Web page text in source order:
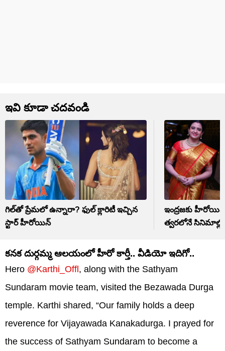
ఇవి కూడా చదవండి
గిల్‌తో ప్రేమలో ఉన్నారా? ఫుల్ క్లారిటీ ఇచ్చిన
స్టార్ హీరోయిన్
ఇంద్రజకు హీరోయిన్
త్వరలోనే
కనక దుర్గమ్మ ఆలయంలో హీరో కార్తీ.. వీడియో ఇదిగో..
Hero @Karthi_Offl, along with the Sathyam
Sundaram movie team, visited the Bezawada Durga
temple. Karthi shared, “Our family holds a deep
reverence for Vijayawada Kanakadurga. I prayed for
the success of Sathyam Sundaram to become a